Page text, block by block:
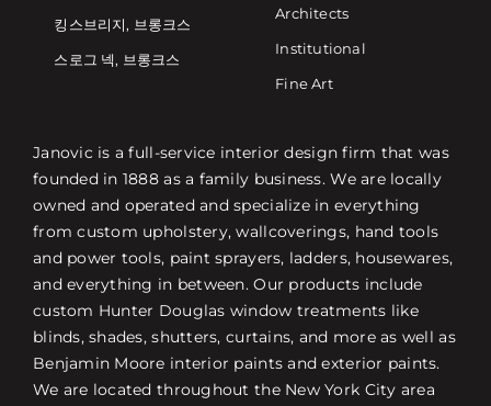
킹스브리지, 브롱크스
스로그 넥, 브롱크스
Architects
Institutional
Fine Art
Janovic is a full-service interior design firm that was
founded in 1888 as a family business. We are locally
owned and operated and specialize in everything
from custom upholstery, wallcoverings, hand tools
and power tools, paint sprayers, ladders, housewares,
and everything in between. Our products include
custom Hunter Douglas window treatments like
blinds, shades, shutters, curtains, and more as well as
Benjamin Moore interior paints and exterior paints.
We are located throughout the New York City area